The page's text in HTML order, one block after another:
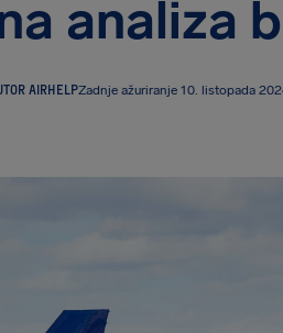
analiza
AIRHELPZadnje ažuriranje 10. listopada